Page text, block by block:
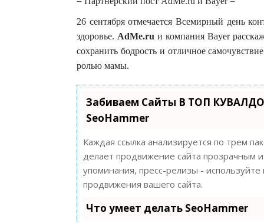
26 сентября отмечается Всемирный день
здоровье. AdMe.ru и компания Bayer
сохранить бодрость и отличное
ролью мамы.
Забиваем Сайты В ТОП
SeoHammer
Каждая ссылка анализируется по трем
делает продвижение сайта прозрачным
упоминания, пресс-релизы -
продвижения вашего сайта.
Что умеет делать SeoHammer